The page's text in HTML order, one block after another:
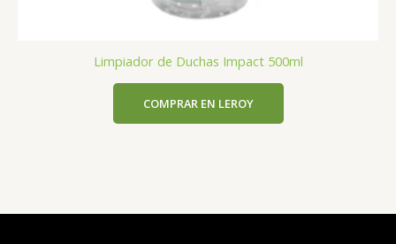
Limpiador de Duchas Impact 500ml
COMPRAR EN LEROY